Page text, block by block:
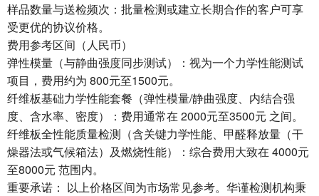
样品数量与送检频次：批量检测或建立长期合作的客户可享
受更优的协议价格。
费用参考区间（人民币）
弹性模量（与静曲强度同步测试）：视为一个力学性能测试
项目，费用约为 800元至1500元。
纤维板基础力学性能套餐（弹性模量/静曲强度、内结合强
度、含水率、密度）：费用通常在 2000元至3500元 之间。
纤维板全性能质量检测（含关键力学性能、甲醛释放量（干
燥器法或气候箱法）及燃烧性能）：综合费用大致在 4000元
至8000元 范围内。
重要承诺： 以上价格区间为市场常见参考。华谨检测机构秉